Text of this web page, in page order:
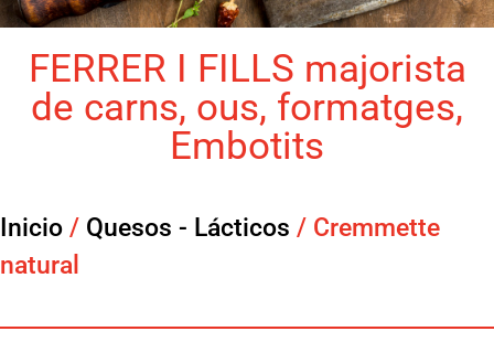
FERRER I FILLS majorista
de carns, ous, formatges,
Embotits
Inicio / Quesos - Lácticos / Cremmette
natural